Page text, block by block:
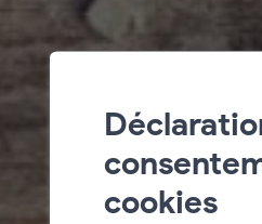
cookies